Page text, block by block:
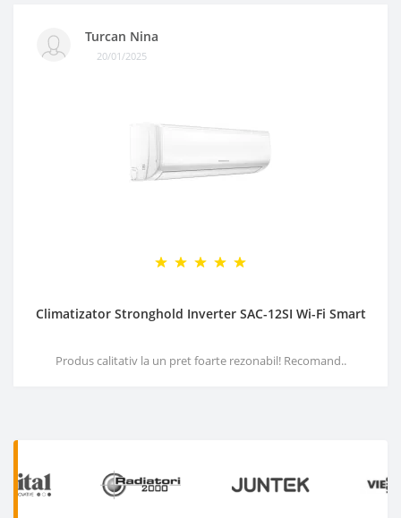
Turcan Nina
20/01/2025
Climatizator Stronghold Inverter SAC-12SI Wi-Fi Smart
Produs calitativ la un pret foarte rezonabil! Recomand..